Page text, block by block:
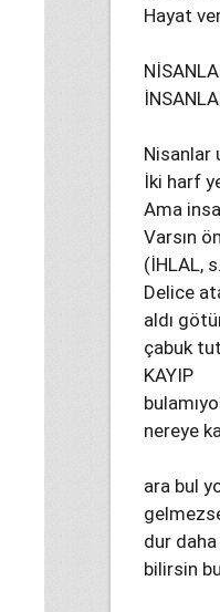
Hayat
Nisanlar
İki harf
Ama
Varsın
(İHLAL,
Delice
aldı
çabuk
KAYIP
nereye
ara bul
dur
bilirsin